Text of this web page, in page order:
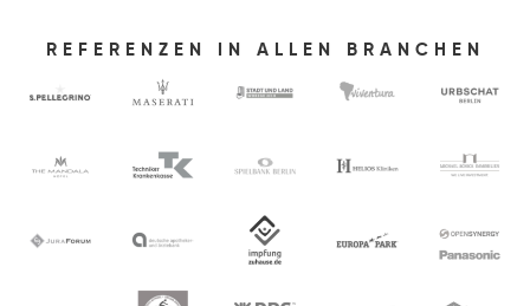
REFERENZEN IN ALLEN BRANCHEN